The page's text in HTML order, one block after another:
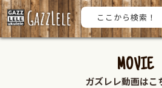
MOVIE
ガズレレ動画はこ